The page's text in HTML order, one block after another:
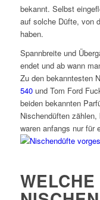
bekannt. Selbst
auf solche Düfte, von
haben.
Spannbreite und
endet und ab wann
Zu den bekanntesten
540und Tom Ford
beiden bekannten
Nischendüften
waren anfangs nur für